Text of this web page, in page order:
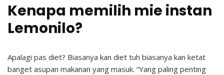
Kenapa memilih mie instan
Lemonilo?
Apalagi pas diet? Biasanya kan diet tuh biasanya kan ketat
banget asupan makanan yang masuk. “Yang paling penting